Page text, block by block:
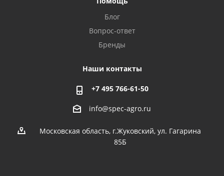
Блог
Вопрос-ответ
Бренды
Наши контакты
+7 495 766-61-50
info@spec-agro.ru
Московская область, г.Жуковский, ул. Гагарина
85Б